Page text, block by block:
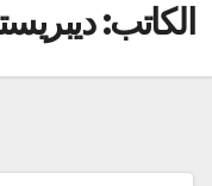
الكاتب: